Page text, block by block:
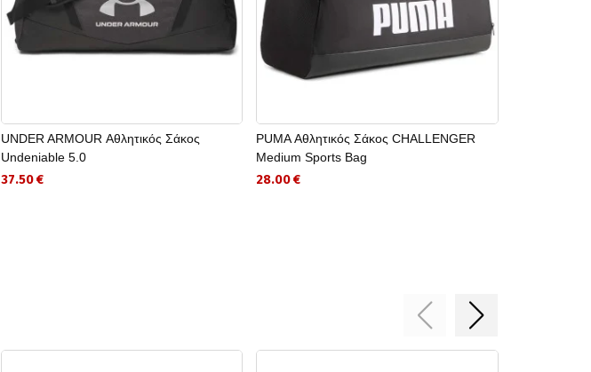
UNDER ARMOUR Αθλητικός Σάκος
Undeniable 5.0
37.50 €
PUMA Αθλητικός Σάκος CHALLENGER
Medium Sports Bag
28.00 €